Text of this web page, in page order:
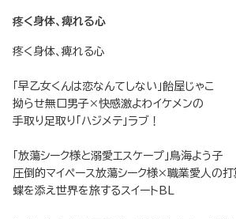
疼く身体、痺れる心
疼く身体、痺れる心
「早乙女くんは恋なんてしない」飴屋じゃこ
拗らせ無口男子×快感激よわイケメンの
手取り足取り「ハジメテ」ラブ！
「放蕩シーク様と溺愛エスケープ」鳥海よう子
圧倒的マイペース放蕩シーク様×職業愛人の打
蝶を添え世界を旅するスイートBL